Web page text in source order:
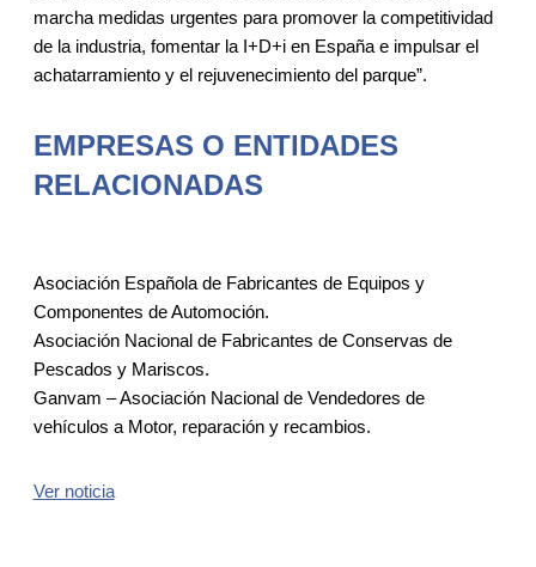
marcha medidas urgentes para promover la competitividad
de la industria, fomentar la I+D+i en España e impulsar el
achatarramiento y el rejuvenecimiento del parque”.
EMPRESAS O ENTIDADES
RELACIONADAS
Asociación Española de Fabricantes de Equipos y
Componentes de Automoción.
Asociación Nacional de Fabricantes de Conservas de
Pescados y Mariscos.
Ganvam – Asociación Nacional de Vendedores de
vehículos a Motor, reparación y recambios.
Ver noticia